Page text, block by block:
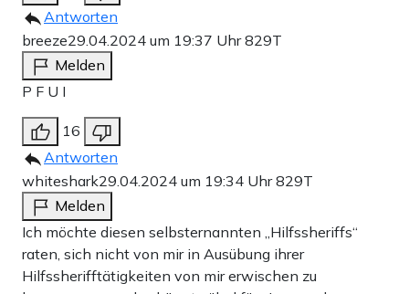
Antworten
breeze29.04.2024 um 19:37 Uhr829T
Melden
P F U I
16
Antworten
whiteshark29.04.2024 um 19:34 Uhr829T
Melden
Ich möchte diesen selbsternannten „Hilfssheriffs“
raten, sich nicht von mir in Ausübung ihrer
Hilfssherifftätigkeiten von mir erwischen zu